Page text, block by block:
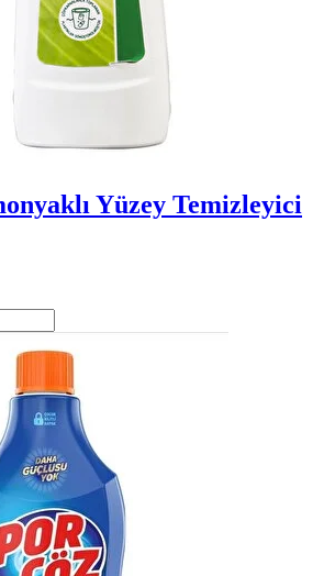
Yüzey Temizleyici